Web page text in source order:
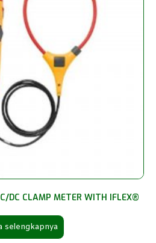
DC CLAMP METER WITH IFLEX®
selengkapnya